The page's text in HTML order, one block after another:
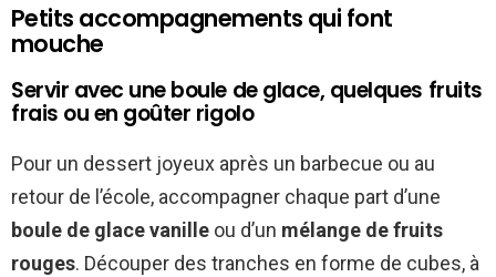
Petits accompagnements qui font
mouche
Servir avec une boule de glace, quelques fruits
frais ou en goûter rigolo
Pour un dessert joyeux après un barbecue ou au
retour de l’école, accompagner chaque part d’une
boule de glace vanille ou d’un mélange de fruits
rouges. Découper des tranches en forme de cubes, à